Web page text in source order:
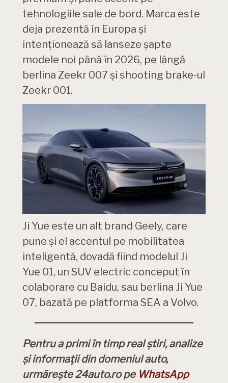
tehnologiile sale de bord. Marca este
deja prezentă în Europa și
intenționează să lanseze șapte
modele noi până în 2026, pe lângă
berlina Zeekr 007 și shooting brake-ul
Zeekr 001.
Ji Yue este un alt brand Geely, care
pune și el accentul pe mobilitatea
inteligentă, dovadă fiind modelul Ji
Yue 01, un SUV electric conceput în
colaborare cu Baidu, sau berlina Ji Yue
07, bazată pe platforma SEA a Volvo.
Pentru a primi în timp real știri, analize
și informații din domeniul auto,
urmărește 24auto.ro pe WhatsApp